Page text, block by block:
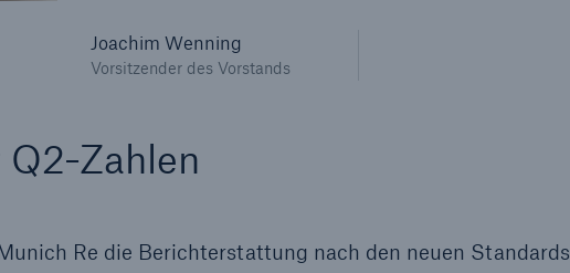
Joachim Wenning
Vorsitzender des Vorstands
Zahlen
Re die Berichterstattung nach den neuen Standards